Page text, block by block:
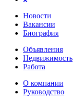
Новости
Вакансии
Биография
Объявления
Недвижимость
Работа
О компании
Руководство